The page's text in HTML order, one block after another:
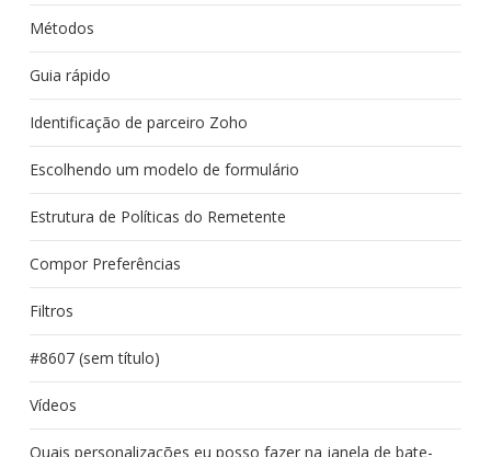
Métodos
Guia rápido
Identificação de parceiro Zoho
Escolhendo um modelo de formulário
Estrutura de Políticas do Remetente
Compor Preferências
Filtros
#8607 (sem título)
Vídeos
Quais personalizações eu posso fazer na janela de bate-